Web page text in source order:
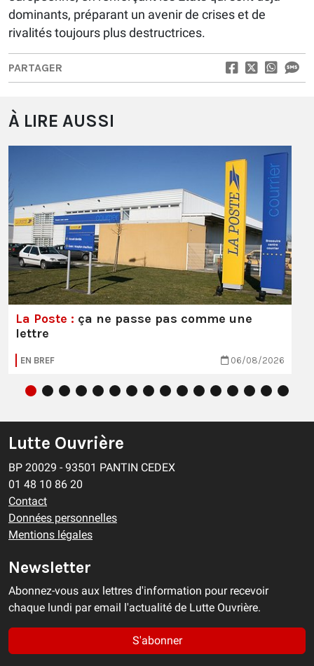
dominants, préparant un avenir de crises et de
rivalités toujours plus destructrices.
PARTAGER
À LIRE AUSSI
La Poste : ça ne passe pas comme une
lettre
EN BREF 06/08/2026
Lutte Ouvrière
BP 20029 - 93501 PANTIN CEDEX
01 48 10 86 20
Contact
Données personnelles
Mentions légales
Newsletter
Abonnez-vous aux lettres d'information pour recevoir
chaque lundi par email l'actualité de Lutte Ouvrière.
S'abonner